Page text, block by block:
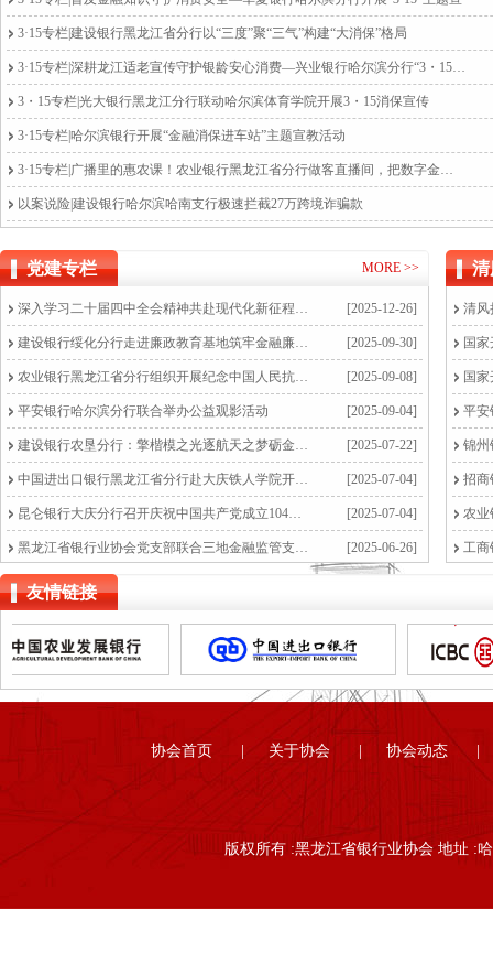
3·15专栏|建设银行黑龙江省分行以“三度”聚“三气”构建“大消保”格局
3·15专栏|深耕龙江适老宣传守护银龄安心消费—兴业银行哈尔滨分行“3・15”消
3・15专栏|光大银行黑龙江分行联动哈尔滨体育学院开展3・15消保宣传
3·15专栏|哈尔滨银行开展“金融消保进车站”主题宣教活动
3·15专栏|广播里的惠农课！农业银行黑龙江省分行做客直播间，把数字金融送进乡村
以案说险|建设银行哈尔滨哈南支行极速拦截27万跨境诈骗款
党建专栏 MORE >>
深入学习二十届四中全会精神共赴现代化新征程黑龙江省银行业协会党支部开展专题党课学 [2025-12-26]
建设银行绥化分行走进廉政教育基地筑牢金融廉洁防线 [2025-09-30]
农业银行黑龙江省分行组织开展纪念中国人民抗日战争暨世界反法西斯战争胜利80周年活 [2025-09-08]
平安银行哈尔滨分行联合举办公益观影活动 [2025-09-04]
建设银行农垦分行：擎楷模之光逐航天之梦砺金融担当 [2025-07-22]
中国进出口银行黑龙江省分行赴大庆铁人学院开展专题培训 [2025-07-04]
昆仑银行大庆分行召开庆祝中国共产党成立104周年暨“两优一先”表彰大会 [2025-07-04]
黑龙江省银行业协会党支部联合三地金融监管支局开展“严守纪律红线共筑清廉防线”主题 [2025-06-26]
清
友情链接
协会首页 关于协会 协会动态
版权所有 :黑龙江省银行业协会 地址 :